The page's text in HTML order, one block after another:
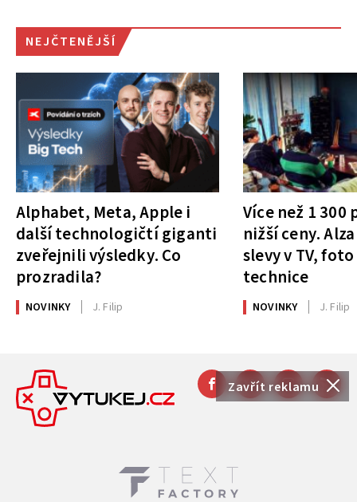
Zavřít reklamu
NEJČTENĚJŠÍ
Alphabet, Meta, Apple i
další technologičtí giganti
zveřejnili výsledky. Co
prozradila?
NOVINKY J. Filip
Více než 1
nižší ceny.
slevy v TV,
technice
NOVINKY J. Filip